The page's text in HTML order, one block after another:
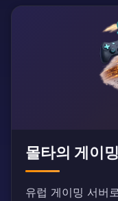
몰타의 게이
유럽 게이밍 서버